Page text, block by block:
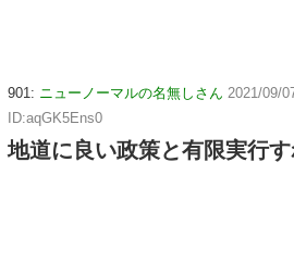
901: ニューノーマルの名無しさん 2021/09/
ID:aqGK5Ens0
地道に良い政策と有限実行